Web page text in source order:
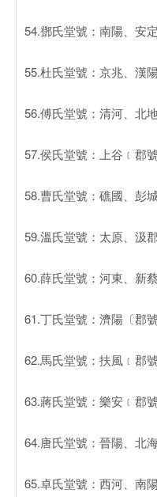
54.鄧氏堂號：南陽、安
55.杜氏堂號：京兆、漢
56.傅氏堂號：清河、北
57.侯氏堂號：上谷﹝郡號
58.曹氏堂號：礁國、彭
59.溫氏堂號：太原、汲
60.薛氏堂號：河東、新
61.丁氏堂號：濟陽〔郡號
62.馬氏堂號：扶風﹝郡號
63.蔣氏堂號：樂安﹝郡號
64.唐氏堂號：晉陽、北
65.卓氏堂號：西河、南